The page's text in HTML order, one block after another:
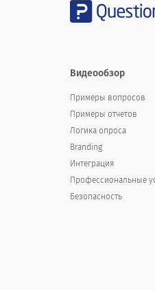
Возможности
Стоянка
Перемещение
Если бы вы
Видеообзор
Примеры вопросов
Примеры отчетов
Логика опроса
Branding
Интеграция
Профессиональные
Безопасность